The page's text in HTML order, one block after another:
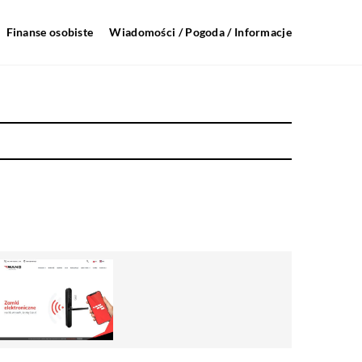
Finanse osobiste Wiadomości / Pogoda / Informacje